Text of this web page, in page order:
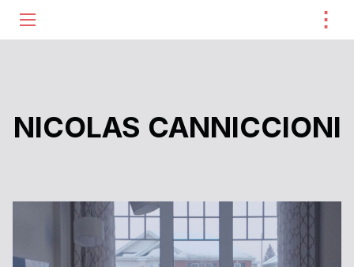
⋮
NICOLAS CANNICCIONI